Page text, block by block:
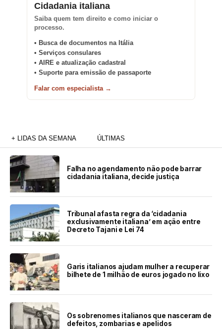
Cidadania italiana
Saiba quem tem direito e como iniciar o
processo.
• Busca de documentos na Itália
• Serviços consulares
• AIRE e atualização cadastral
• Suporte para emissão de passaporte
Falar com especialista →
+ LIDAS DA SEMANA ÚLTIMAS
Falha no agendamento não pode barrar
cidadania italiana, decide justiça
Tribunal afasta regra da ‘cidadania
exclusivamente italiana’ em ação entre
Decreto Tajani e Lei 74
Garis italianos ajudam mulher a recuperar
bilhete de 1 milhão de euros jogado no lixo
Os sobrenomes italianos que nasceram de
defeitos, zombarias e apelidos